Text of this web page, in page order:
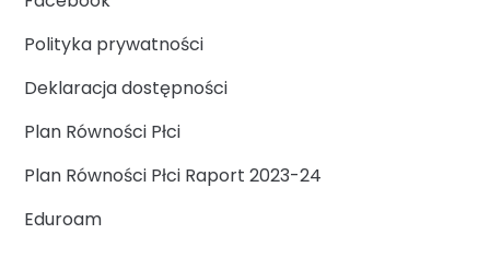
Polityka prywatności
Deklaracja dostępności
Plan Równości Płci
Plan Równości Płci Raport 2023-24
Eduroam